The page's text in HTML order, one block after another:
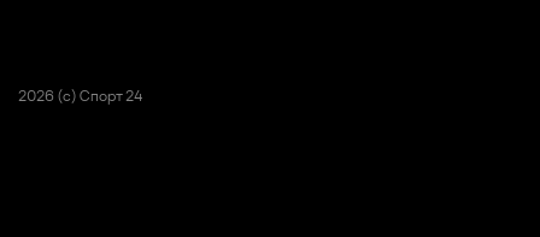
2026 (с) Спорт 24